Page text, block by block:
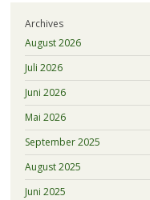
Archives
August 2026
Juli 2026
Juni 2026
Mai 2026
September 2025
August 2025
Juni 2025